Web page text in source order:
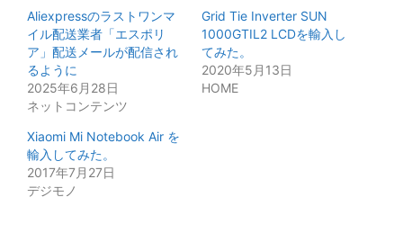
Aliexpressのラストワンマ
イル配送業者「エスポリ
ア」配送メールが配信され
るように
2025年6月28日
ネットコンテンツ
Grid Tie Inverter SUN
1000GTIL2 LCDを輸入し
てみた。
2020年5月13日
HOME
Xiaomi Mi Notebook Air を
輸入してみた。
2017年7月27日
デジモノ